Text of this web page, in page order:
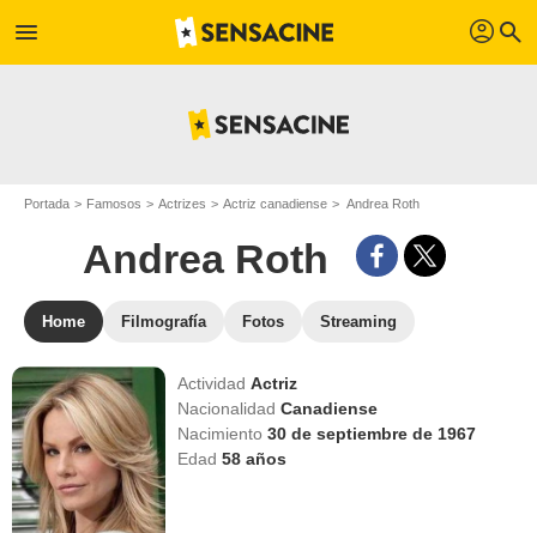
menu profil search
Portada Famosos Actrizes Actriz canadiense Andrea Roth
Andrea Roth
Home Filmografía Fotos Streaming
ActividadActriz
NacionalidadCanadiense
Nacimiento30 de septiembre de 1967
Edad58 años